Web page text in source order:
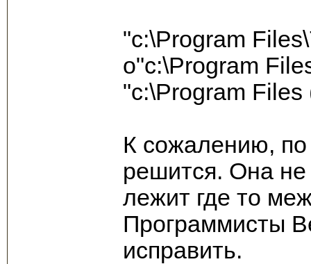
"c:\Program
o"c:\Program
"c:\Program
К сожалению,
решится. Она не
лежит где то
Программисты
исправить.